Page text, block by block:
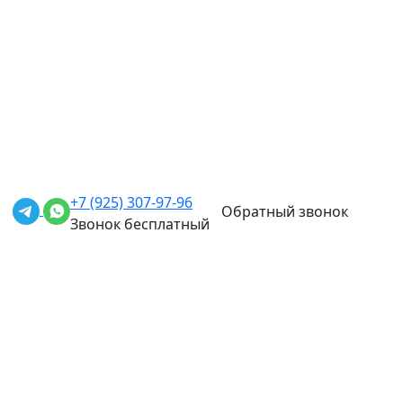
+7 (925) 307-97-96
Звонок бесплатный
Обратный звонок